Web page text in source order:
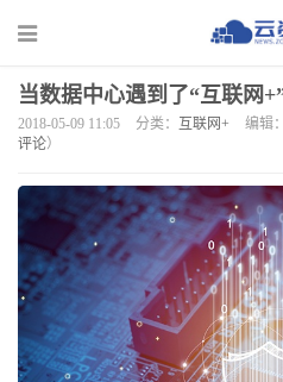
当数据中心遇到了“互联网
2018-05-09 11:05 分类： 互联网+ 编辑：
评论）